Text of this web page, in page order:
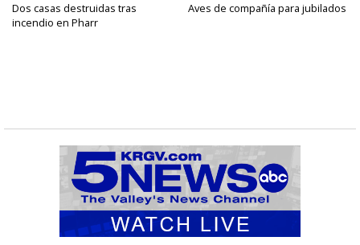
Dos casas destruidas tras
incendio en Pharr
Aves de compañía para jubilados